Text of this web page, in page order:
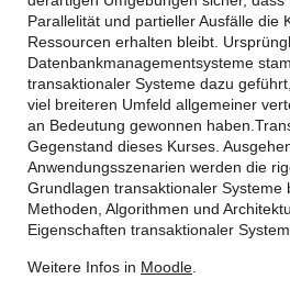
Parallelität und partieller Ausfälle die
Ressourcen erhalten bleibt.
Datenbankmanagementsysteme
transaktionaler Systeme dazu
viel breiteren Umfeld allgemeiner
an Bedeutung gewonnen
Gegenstand dieses Kurses.
Anwendungsszenarien werden die
Grundlagen transaktionaler Systeme
Methoden, Algorithmen und
Eigenschaften transaktionaler
Weitere Infos in Moodle